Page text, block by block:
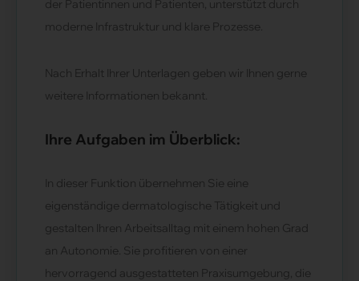
der Patientinnen und Patienten, unterstützt durch
moderne Infrastruktur und klare Prozesse.
Nach Erhalt Ihrer Unterlagen geben wir Ihnen gerne
weitere Informationen bekannt.
Ihre Aufgaben im Überblick:
In dieser Funktion übernehmen Sie eine
eigenständige dermatologische Tätigkeit und
gestalten Ihren Arbeitsalltag mit einem hohen Grad
an Autonomie. Sie profitieren von einer
hervorragend ausgestatteten Praxisumgebung, die